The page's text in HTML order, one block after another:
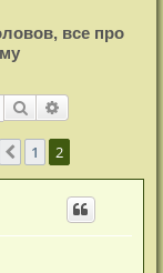
все про
Поиск
Пред.
1 2